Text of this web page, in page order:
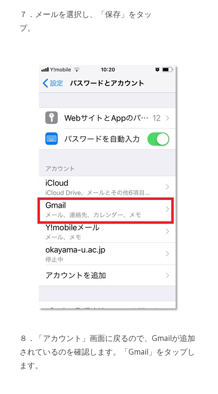
７．メールを選択し、「保存」をタッ
プ。
８．「アカウント」画面に戻るので、Gmailが追加
されているのを確認します。「Gmail」をタップし
ます。